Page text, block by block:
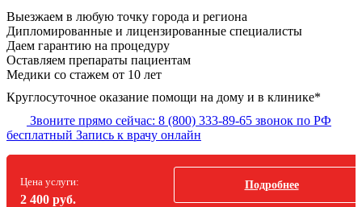
Выезжаем в любую точку города и региона
Дипломированные и лицензированные специалисты
Даем гарантию на процедуру
Оставляем препараты пациентам
Медики со стажем от 10 лет
Круглосуточное оказание помощи на дому и в клинике*
Звоните прямо сейчас: 8 (800) 333-89-65 звонок по РФ
бесплатный Запись к врачу онлайн
Цена услуги:
2 400 руб.
Подробнее